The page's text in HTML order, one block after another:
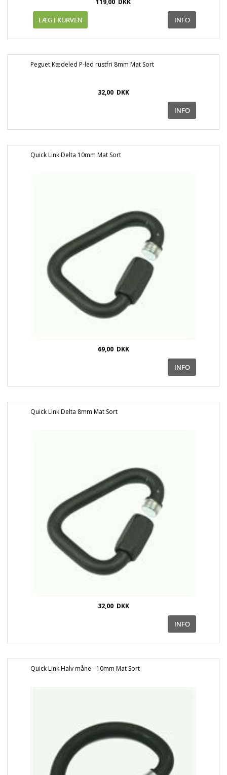
119,00 DKK
Peguet Kædeled P-led rustfri 8mm Mat Sort
32,00DKK
Quick Link Delta 10mm Mat Sort
69,00DKK
Quick Link Delta 8mm Mat Sort
32,00DKK
Quick Link Halv måne - 10mm Mat Sort